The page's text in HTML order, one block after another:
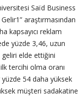
Saïd Business
araştırmasından
kapsayıcı reklam
yüzde 3,46, uzun
geliri elde ettiğini
ilk tercihi olma oranı
54 daha yüksek
müşteri sadakatine